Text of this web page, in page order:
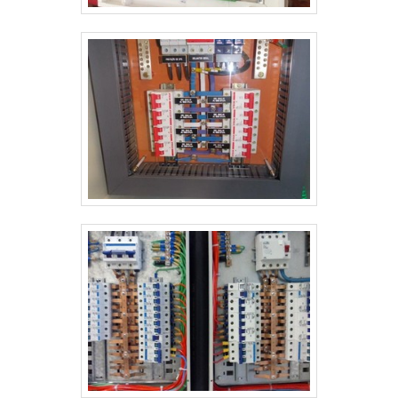
profissionais qualificados, garante uma entrega de
excelência de ponta a ponta.